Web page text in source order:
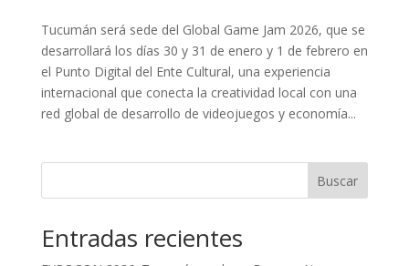
Tucumán será sede del Global Game Jam 2026, que se
desarrollará los días 30 y 31 de enero y 1 de febrero en
el Punto Digital del Ente Cultural, una experiencia
internacional que conecta la creatividad local con una
red global de desarrollo de videojuegos y economía...
Buscar
Entradas recientes